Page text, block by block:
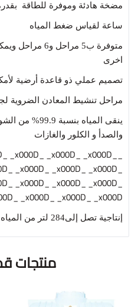
مضخة هادئة وموفرة للطاقة
ساعة لقياس ضغط المياه
متوفرة ب5 مراحل و6 مراحل ويمكن إضافة مرحلة_x000D_
اخرى
تصميم عملي ذو قاعدة أرضية
مراحل تنشيط المعادن الضروية
ينقى المياه بنسبة 99.9% من الشوائب والطمي_x000D_
والصدأ و الكلور والغازات
_x000D_
_x000D__x000D__x000D_
_x000D__x000D__x000D_
_x000D__x000D__x000D_
_x000D__x000D__x000D_
إنتاجية تصل إلى284 لتر من المياه المحلاة
منتجات